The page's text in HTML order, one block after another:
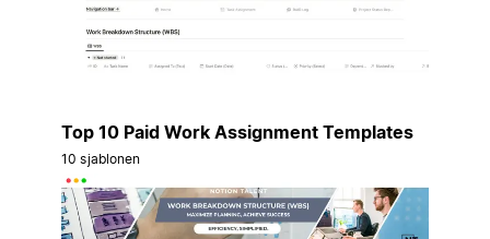
Top 10 Paid Work Assignment Templates
10 sjablonen